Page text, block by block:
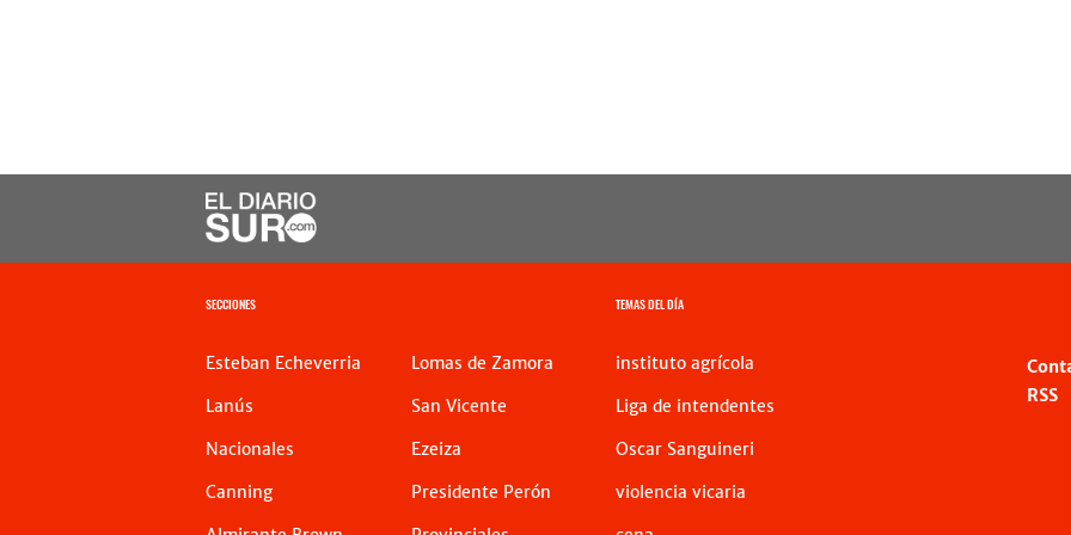
SECCIONES
Esteban Echeverria
Lanús
Nacionales
Canning
Lomas de Zamora
San Vicente
Ezeiza
Presidente Perón
TEMAS DEL DÍA
instituto agrícola
Liga de intendentes
Oscar Sanguineri
violencia vicaria
RSS